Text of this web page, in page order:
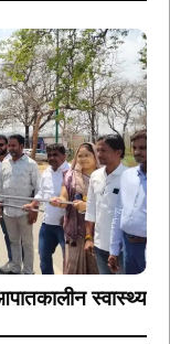
स्वास्थ्य